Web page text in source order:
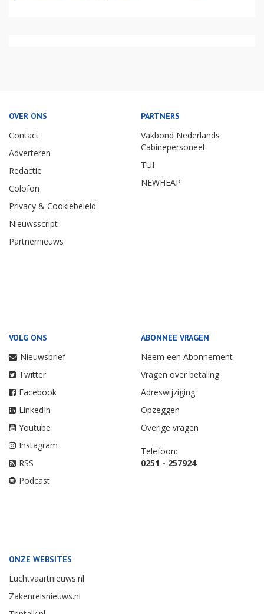
OVER ONS
Contact
Adverteren
Redactie
Colofon
Privacy & Cookiebeleid
Nieuwsscript
Partnernieuws
PARTNERS
Vakbond Nederlands
Cabinepersoneel
TUI
NEWHEAP
VOLG ONS
Nieuwsbrief
Twitter
Facebook
LinkedIn
Youtube
Instagram
RSS
Podcast
ABONNEE VRAGEN
Neem een Abonnement
Vragen over betaling
Adreswijziging
Opzeggen
Overige vragen
Telefoon:
0251 - 257924
ONZE WEBSITES
Luchtvaartnieuws.nl
Zakenreisnieuws.nl